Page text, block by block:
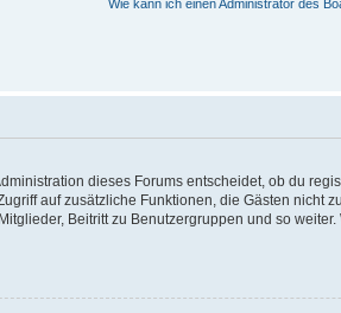
Wie kann ich einen Administrator des
dieses Forums entscheidet, ob du
auf zusätzliche Funktionen, die Gästen nicht
Beitritt zu Benutzergruppen und so